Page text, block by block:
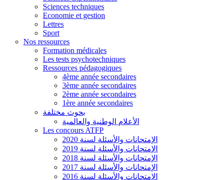
Sciences techniques
Economie et gestion
Lettres
Sport
Nos ressources
Formation médicales
Les tests psychotechniques
Ressources pédagogiques
4ème année secondaires
3ème année secondaires
2ème année secondaires
1ère année secondaires
بحوث مختلفة
الأعلام الوطنية والعالمية
Les concours ATFP
الإمتحانات والأسئلة لسنة 2020
الإمتحانات والأسئلة لسنة 2019
الإمتحانات والأسئلة لسنة 2018
الإمتحانات والأسئلة لسنة 2017
الإمتحانات والأسئلة لسنة 2016